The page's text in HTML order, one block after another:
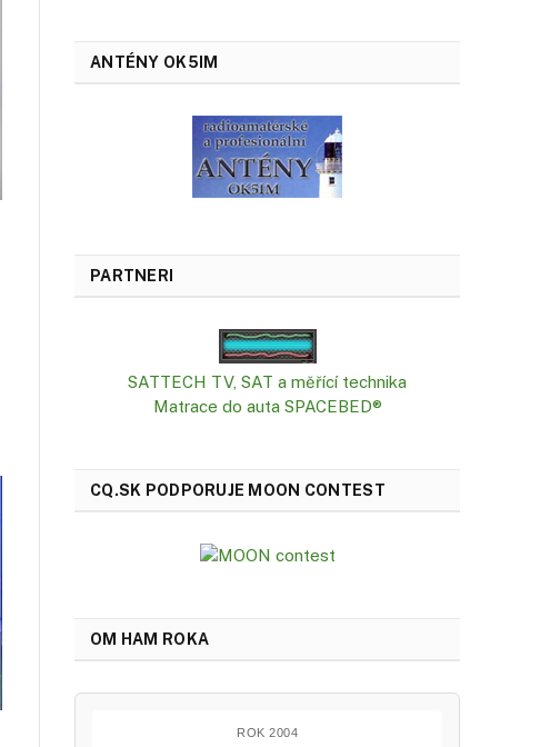
ANTÉNY OK5IM
PARTNERI
SATTECH TV, SAT a měřící technika
Matrace do auta SPACEBED®
CQ.SK PODPORUJE MOON CONTEST
OM HAM ROKA
ROK 2004